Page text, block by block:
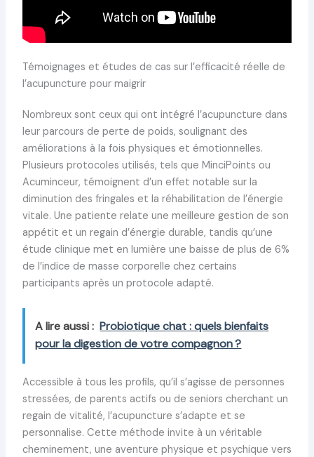
Témoignages et études de cas sur l’efficacité réelle de
l’acupuncture pour maigrir
Nombreux sont ceux qui ont intégré l’acupuncture dans
leur parcours de perte de poids, soulignant des
améliorations à la fois physiques et émotionnelles.
Plusieurs protocoles utilisés, tels que MinciPoints ou
Acuminceur, témoignent d’un effet notable sur la
diminution des fringales et la réhabilitation de l’énergie
vitale. Une patiente relate une meilleure gestion de son
appétit et un regain d’énergie durable, tandis qu’une
étude clinique met en lumière une baisse de plus de 6%
de l’indice de masse corporelle chez certains
participants après un protocole adapté.
A lire aussi : Probiotique chat : quels bienfaits
pour la digestion de votre compagnon ?
Accessible à tous les profils, qu’il s’agisse de personnes
stressées, de parents actifs ou de seniors cherchant un
regain de vitalité, l’acupuncture s’adapte et se
personnalise. Cette méthode invite à un véritable
cheminement, une aventure physique et psychique vers